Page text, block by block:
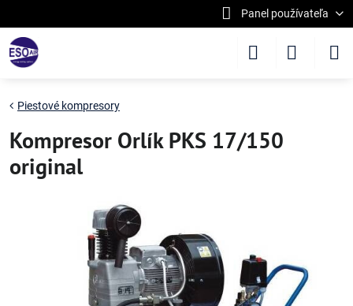
Panel používateľa
Piestové kompresory
Kompresor Orlík PKS 17/150
original